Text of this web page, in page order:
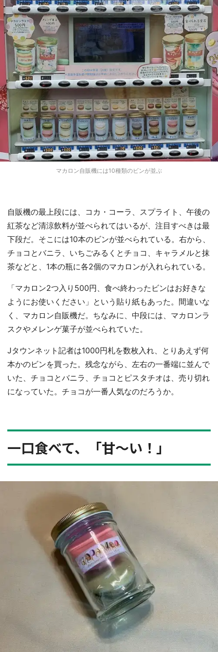
マカロン自販機には10種類のビンが並ぶ
自販機の最上段には、コカ・コーラ、スプライト、午後の
紅茶など清涼飲料が並べられてはいるが、注目すべきは最
下段だ。そこには10本のビンが並べられている。右から、
チョコとバニラ、いちごみるくとチョコ、キャラメルと抹
茶などと、1本の瓶に各2個のマカロンが入れられている。
「マカロン2つ入り500円、食べ終わったビンはお好きな
ようにお使いください」という貼り紙もあった。間違いな
く、マカロン自販機だ。ちなみに、中段には、マカロンラ
スクやメレンゲ菓子が並べられていた。
Jタウンネット記者は1000円札を数枚入れ、とりあえず何
本かのビンを買った。残念ながら、左右の一番端に並んで
いた、チョコとバニラ、チョコとピスタチオは、売り切れ
になっていた。チョコが一番人気なのだろうか。
一口食べて、「甘～い！」